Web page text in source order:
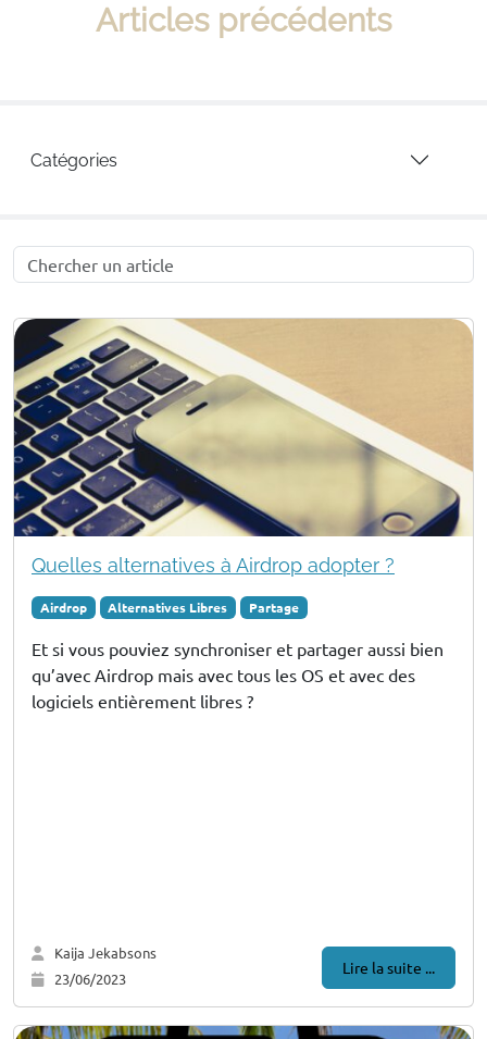
Articles précédents
Catégories
Quelles alternatives à Airdrop adopter ?
Airdrop Alternatives Libres Partage
Et si vous pouviez synchroniser et partager aussi bien
qu’avec Airdrop mais avec tous les OS et avec des
logiciels entièrement libres ?
Kaija Jekabsons
23/06/2023
Lire la suite ...